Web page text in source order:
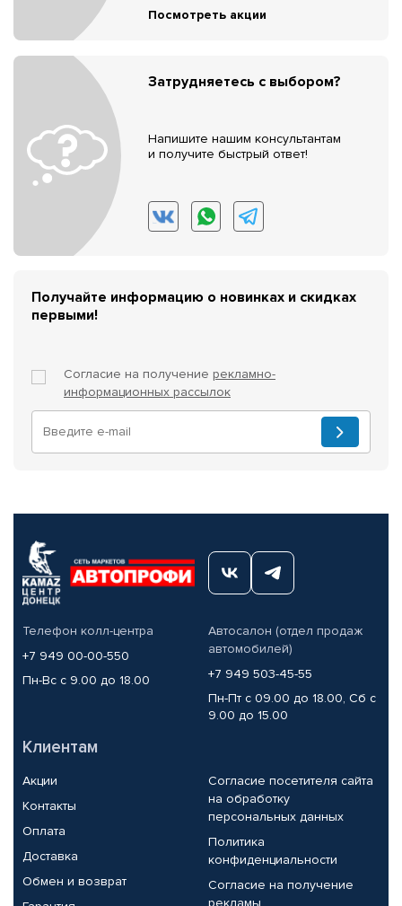
Посмотреть акции
Затрудняетесь с выбором?
Напишите нашим консультантам
и получите быстрый ответ!
Получайте информацию о новинках и скидках
первыми!
Согласие на получение рекламно-
информационных рассылок
Телефон колл-центра
+7 949 00-00-550
Пн-Вс с 9.00 до 18.00
Автосалон (отдел продаж
автомобилей)
+7 949 503-45-55
Пн-Пт с 09.00 до 18.00, Сб с
9.00 до 15.00
Клиентам
Акции
Контакты
Оплата
Доставка
Обмен и возврат
Согласие посетителя сайта
на обработку
персональных данных
Политика
конфиденциальности
Согласие на получение